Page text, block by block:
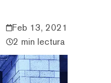
Feb 13, 2021
2 min lectura